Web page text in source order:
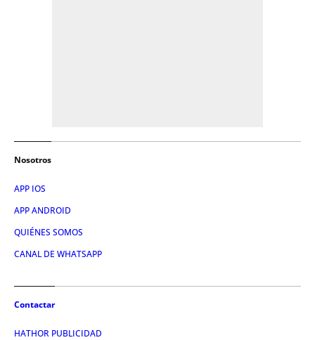
Nosotros
APP IOS
APP ANDROID
QUIÉNES SOMOS
CANAL DE WHATSAPP
Contactar
HATHOR PUBLICIDAD